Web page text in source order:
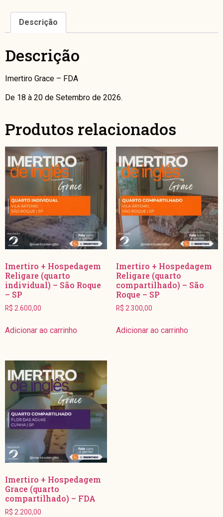
Descrição
Descrição
Imertiro Grace – FDA
De 18 à 20 de Setembro de 2026.
Produtos relacionados
Imertiro + Hospedagem
Religare (quarto
individual) – São Roque
– SP
R$ 2.600,00
Adicionar ao carrinho
Imertiro + Hospedagem
Religare (quarto
compartilhado) – São
Roque – SP
R$ 2.300,00
Adicionar ao carrinho
Imertiro + Hospedagem
Grace (quarto
compartilhado) – FDA
R$ 2.200,00